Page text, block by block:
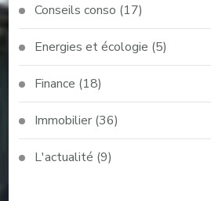
Conseils conso (17)
Energies et écologie (5)
Finance (18)
Immobilier(36)
L'actualité (9)